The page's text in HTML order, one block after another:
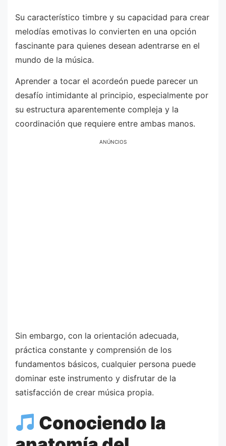
Su característico timbre y su capacidad para crear
melodías emotivas lo convierten en una opción
fascinante para quienes desean adentrarse en el
mundo de la música.
Aprender a tocar el acordeón puede parecer un
desafío intimidante al principio, especialmente por
su estructura aparentemente compleja y la
coordinación que requiere entre ambas manos.
ANÚNCIOS
Sin embargo, con la orientación adecuada,
práctica constante y comprensión de los
fundamentos básicos, cualquier persona puede
dominar este instrumento y disfrutar de la
satisfacción de crear música propia.
Conociendo la